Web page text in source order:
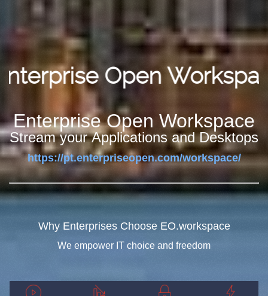
Open Workspace
Enterprise Open Workspace
Stream your Applications and Desktops
https://pt.enterpriseopen.com/workspace/
Why Enterprises Choose EO.workspace
We empower IT choice and freedom